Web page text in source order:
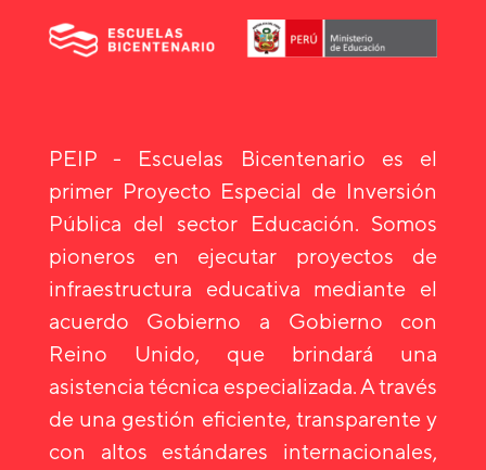
PEIP - Escuelas Bicentenario es el
primer Proyecto Especial de Inversión
Pública del sector Educación. Somos
pioneros en ejecutar proyectos de
infraestructura educativa mediante el
acuerdo Gobierno a Gobierno con
Reino Unido, que brindará una
asistencia técnica especializada. A través
de una gestión eficiente, transparente y
con altos estándares internacionales,